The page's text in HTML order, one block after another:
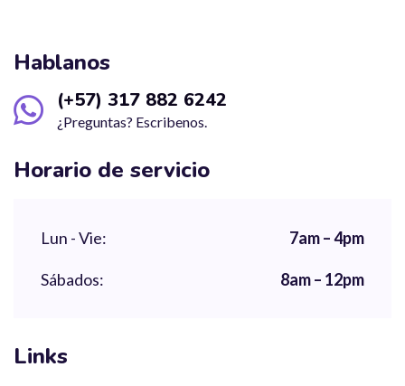
Hablanos
(+57) 317 882 6242
¿Preguntas? Escribenos.
Horario de servicio
Lun - Vie: 7am – 4pm
Sábados: 8am – 12pm
Links